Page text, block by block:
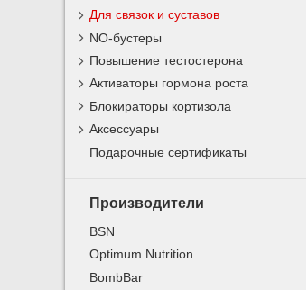
Для связок и суставов
NO-бустеры
Повышение тестостерона
Активаторы гормона роста
Блокираторы кортизола
Аксессуары
Подарочные сертификаты
Производители
BSN
Optimum Nutrition
BombBar